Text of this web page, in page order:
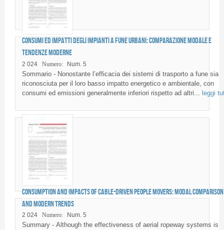
Consumi ed impatti degli impianti a fune urbani: comparazione modale e
tendenze moderne
2 024 Numero: Num. 5
Sommario - Nonostante l’efficacia dei sistemi di trasporto a fune sia
riconosciuta per il loro basso impatto energetico e ambientale, con
consumi ed emissioni generalmente inferiori rispetto ad altri... leggi
Consumption and impacts of cable-driven People Movers: modal comparison
and modern trends
2 024 Numero: Num. 5
Summary - Although the effectiveness of aerial ropeway systems is